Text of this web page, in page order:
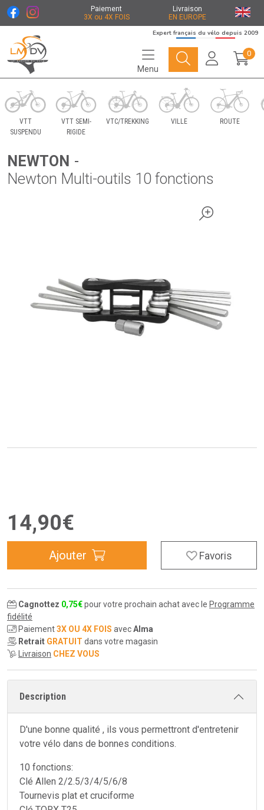
Paiement
3X ou 4X FOIS
Livraison
EN EUROPE
Le Marché du Vélo Votre distributeurs de vélo
Expert français du vélo depuis 2009
Menu
0
VTT
SUSPENDU
VTT SEMI-
RIGIDE
VTC/TREKKING VILLE ROUTE
NEWTON -
Newton Multi-outils 10 fonctions
14,90€
Ajouter Favoris
Cagnottez 0,75€pour votre prochain achat avec le Programme
fidélité
Paiement3X OU 4X FOIS avecAlma
Retrait GRATUIT dans votre magasin
Livraison CHEZ VOUS
Description
D'une bonne qualité , ils vous permettront d'entretenir
votre vélo dans de bonnes conditions.
10 fonctions:
Clé Allen 2/2.5/3/4/5/6/8
Tournevis plat et cruciforme